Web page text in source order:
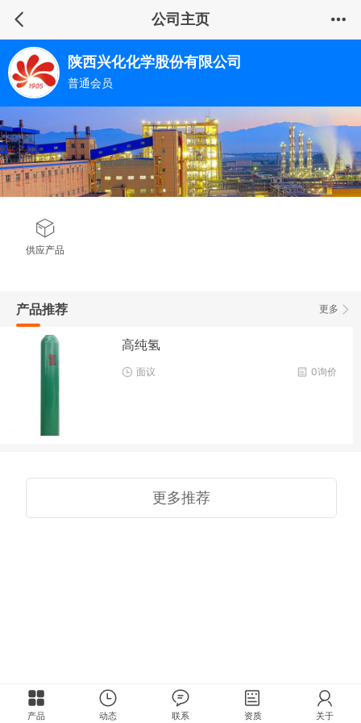
公司主页
陕西兴化化学股份有限公司
普通会员
供应产品
更多
产品推荐
高纯氢
0询价
面议
更多推荐
产品 动态 联系 资质 关于